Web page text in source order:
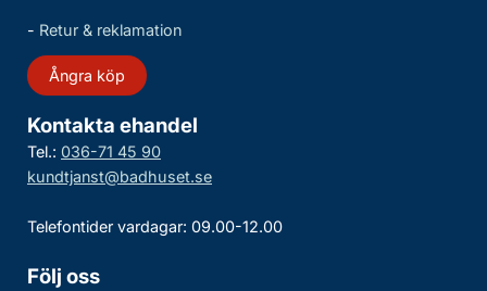
- Retur & reklamation
Ångra köp
Kontakta ehandel
Tel.: 036-71 45 90
kundtjanst@badhuset.se
Telefontider vardagar: 09.00-12.00
Följ oss